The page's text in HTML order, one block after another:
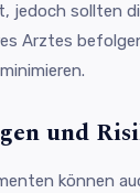
jedoch sollten
Arztes
und
können